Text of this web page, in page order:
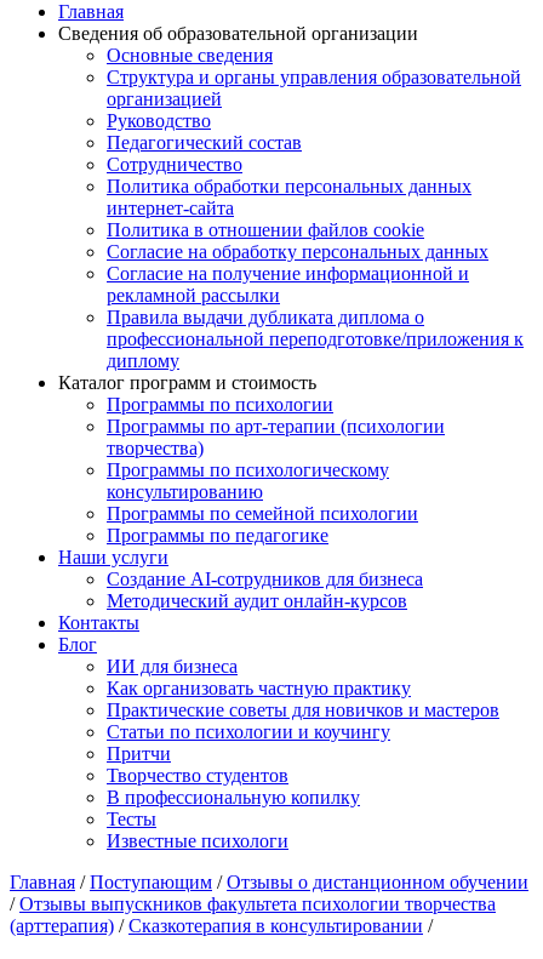
Главная
Сведения об образовательной организации
Основные сведения
Структура и органы управления образовательной
организацией
Руководство
Педагогический состав
Сотрудничество
Политика обработки персональных данных
интернет-сайта
Политика в отношении файлов cookie
Согласие на обработку персональных данных
Согласие на получение информационной и
рекламной рассылки
Правила выдачи дубликата диплома о
профессиональной переподготовке/приложения к
диплому
Каталог программ и стоимость
Программы по психологии
Программы по арт-терапии (психологии
творчества)
Программы по психологическому
консультированию
Программы по семейной психологии
Программы по педагогике
Наши услуги
Создание AI-сотрудников для бизнеса
Методический аудит онлайн-курсов
Контакты
Блог
ИИ для бизнеса
Как организовать частную практику
Практические советы для новичков и мастеров
Статьи по психологии и коучингу
Притчи
Творчество студентов
В профессиональную копилку
Тесты
Известные психологи
Главная /Поступающим /Отзывы о дистанционном обучении
/Отзывы выпускников факультета психологии творчества
(арттерапия) /Сказкотерапия в консультировании /